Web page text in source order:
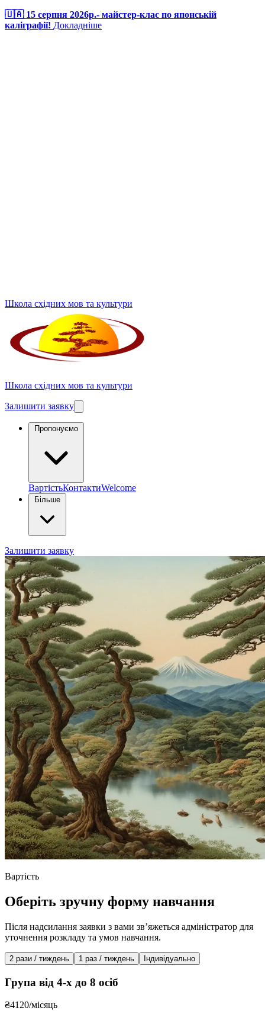
🇺🇦 15 серпня 2026р.- майстер-клас по японській
каліграфії! Докладніше
Школа східних мов та культури
Школа східних мов та культури
Залишити заявку
ВартістьКонтактиWelcome
Залишити заявку
Вартість
Оберіть зручну форму навчання
Після надсилання заявки з вами звʼяжеться адміністратор для
уточнення розкладу та умов навчання.
2 рази / тиждень 1 раз / тиждень Індивідуально
Група від 4-х до 8 осіб
₴4120/місяць